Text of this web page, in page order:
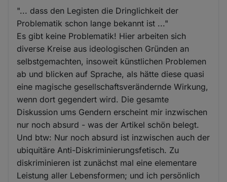
"... dass den Legisten die Dringlichkeit der
Problematik schon lange bekannt ist ..."
Es gibt keine Problematik! Hier arbeiten sich
diverse Kreise aus ideologischen Gründen an
selbstgemachten, insoweit künstlichen Problemen
ab und blicken auf Sprache, als hätte diese quasi
eine magische gesellschaftsverändernde Wirkung,
wenn dort gegendert wird. Die gesamte
Diskussion ums Gendern erscheint mir inzwischen
nur noch absurd - was der Artikel schön belegt.
Und btw: Nur noch absurd ist inzwischen auch der
ubiquitäre Anti-Diskriminierungsfetisch. Zu
diskriminieren ist zunächst mal eine elementare
Leistung aller Lebensformen; und ich persönlich